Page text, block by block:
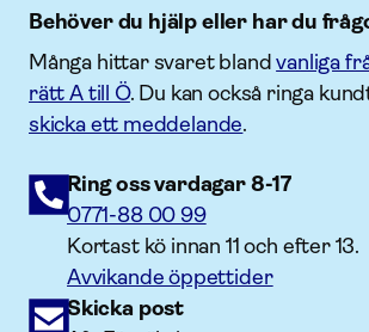
Behöver du hjälp eller har du
Många hittar svaret blandvanliga
rätt A till Ö. Du kan också ringa
skicka ett meddelande.
Ring oss vardagar 8-17
0771-88 00 99
Kortast kö innan 11 och efter 13.
Avvikande öppettider
Skicka post